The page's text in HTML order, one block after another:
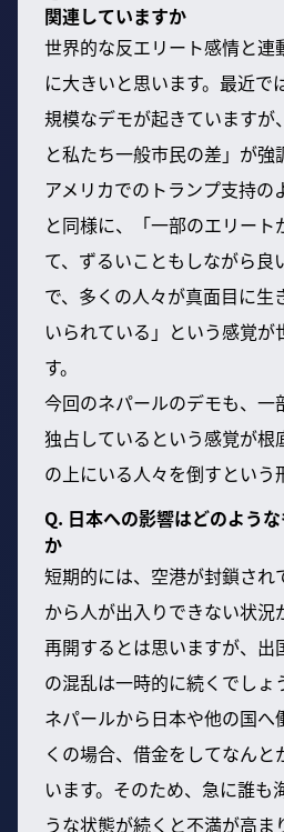
関連していますか
世界的な反エリート感情と連
に大きいと思います。最近で
規模なデモが起きていますが
と私たち一般市民の差」が強
アメリカでのトランプ支持
と同様に、「一部のエリート
て、ずるいこともしながら良
で、多くの人々が真面目に生
いられている」という感覚が
す。
今回のネパールのデモも、一
独占しているという感覚が根
の上にいる人々を倒すという
Q. 日本への影響はどのよう
か
短期的には、空港が封鎖され
から人が出入りできない状況
再開するとは思いますが、出
の混乱は一時的に続くでしょ
ネパールから日本や他の国へ
くの場合、借金をしてなん
います。そのため、急に誰も
うな状態が続くと不満が高ま